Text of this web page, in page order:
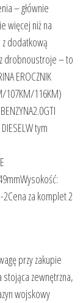
– głównie
więcej niż na
dodatkową
drobnoustroje – to
EROCZNIK
107KM/116KM)
tym
2Cena za komplet 2
przy zakupie
zewnętrzna,
wojskowy